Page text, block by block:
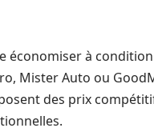
économiser à
Mister Auto ou
des prix